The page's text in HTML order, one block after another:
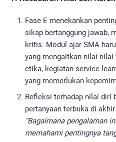
Fase E menekankan
sikap bertanggung jawab,
kritis. Modul ajar SMA
yang mengaitkan nilai-
etika, kegiatan service
yang memerlukan
Refleksi terhadap nilai diri
pertanyaan terbuka di
“Bagaimana pengalaman
memahami pentingnya